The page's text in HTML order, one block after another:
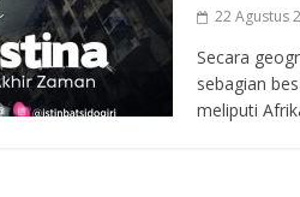
22 Agustus
Secara
sebagian
meliputi